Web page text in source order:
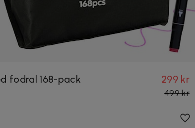
fodral 168-pack 299 kr
499 kr